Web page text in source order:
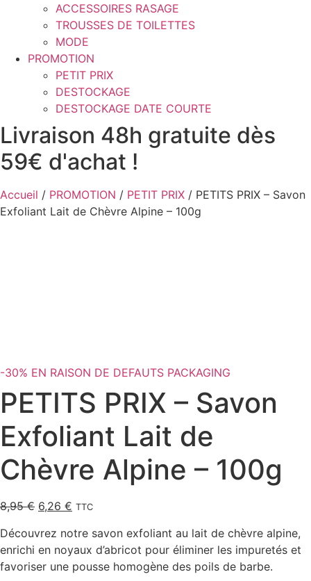
ACCESSOIRES RASAGE
TROUSSES DE TOILETTES
MODE
PROMOTION
PETIT PRIX
DESTOCKAGE
DESTOCKAGE DATE COURTE
Livraison 48h gratuite dès
59€ d'achat !
Accueil / PROMOTION / PETIT PRIX / PETITS PRIX – Savon
Exfoliant Lait de Chèvre Alpine – 100g
-30% EN RAISON DE DEFAUTS PACKAGING
PETITS PRIX – Savon
Exfoliant Lait de
Chèvre Alpine – 100g
8,95€ Le
initial
était :
8,95 €.
6,26 € Le
actuel
est :
6,26 €.
TTC
Découvrez notre savon exfoliant au lait de chèvre alpine,
enrichi en noyaux d’abricot pour éliminer les impuretés et
favoriser une pousse homogène des poils de barbe.